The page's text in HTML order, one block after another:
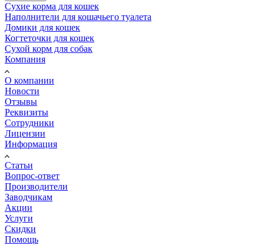
Сухие корма для кошек
Наполнители для кошачьего туалета
Домики для кошек
Когтеточки для кошек
Сухой корм для собак
Компания
О компании
Новости
Отзывы
Реквизиты
Сотрудники
Лицензии
Информация
Статьи
Вопрос-ответ
Производители
Заводчикам
Акции
Услуги
Скидки
Помощь